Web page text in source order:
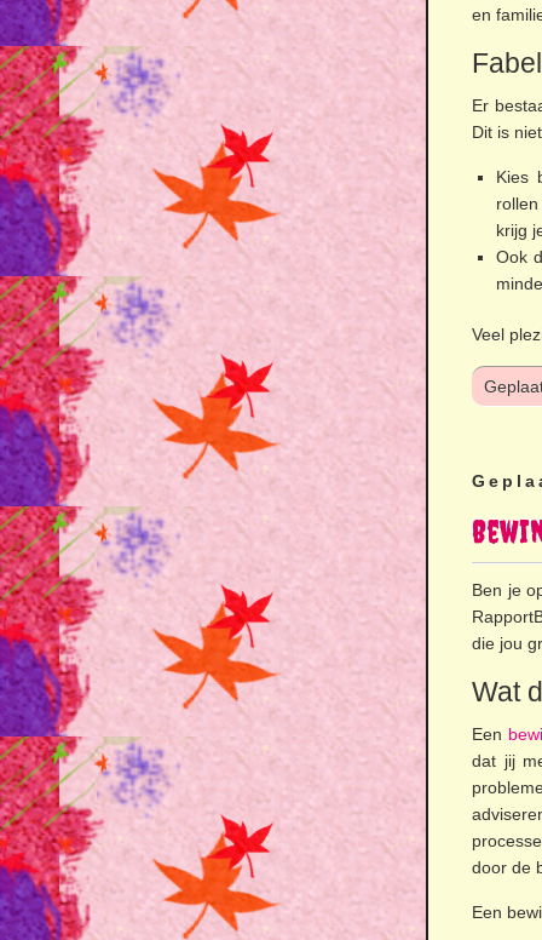
en
Er
Dit is
Kies
krijg
Ook
Veel
Ben je
die jou
Wat
Een
dat jij
door de
Een